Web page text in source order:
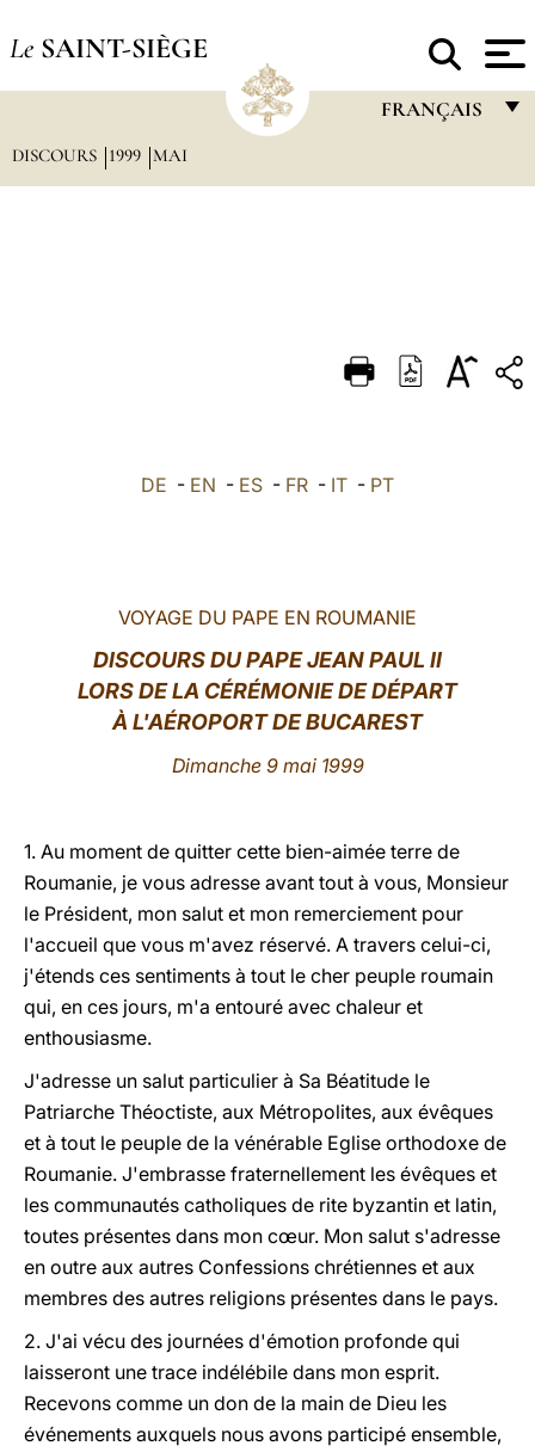
Le SAINT-SIÈGE
FRANÇAIS
DEUTSCH
العربيّة
DISCOURS 1999 MAI
DE - EN - ES - FR - IT - PT
VOYAGE DU PAPE EN ROUMANIE
DISCOURS DU PAPE JEAN PAUL II
LORS DE LA CÉRÉMONIE DE DÉPART
À L'AÉROPORT DE BUCAREST
Dimanche 9 mai 1999
1. Au moment de quitter cette bien-aimée terre de
Roumanie, je vous adresse avant tout à vous, Monsieur
le Président, mon salut et mon remerciement pour
l'accueil que vous m'avez réservé. A travers celui-ci,
j'étends ces sentiments à tout le cher peuple roumain
qui, en ces jours, m'a entouré avec chaleur et
enthousiasme.
J'adresse un salut particulier à Sa Béatitude le
Patriarche Théoctiste, aux Métropolites, aux évêques
et à tout le peuple de la vénérable Eglise orthodoxe de
Roumanie. J'embrasse fraternellement les évêques et
les communautés catholiques de rite byzantin et latin,
toutes présentes dans mon cœur. Mon salut s'adresse
en outre aux autres Confessions chrétiennes et aux
membres des autres religions présentes dans le pays.
2. J'ai vécu des journées d'émotion profonde qui
laisseront une trace indélébile dans mon esprit.
Recevons comme un don de la main de Dieu les
événements auxquels nous avons participé ensemble,